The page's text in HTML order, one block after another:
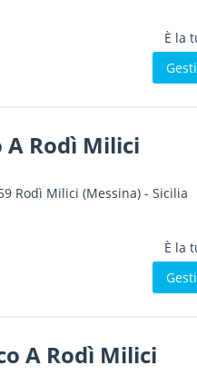
È la
Rodì Milici
Rodì Milici (Messina) - Sicilia
È la
A Rodì Milici